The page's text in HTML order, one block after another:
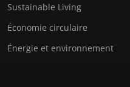
Sustainable Living
Économie circulaire
Énergie et environnement